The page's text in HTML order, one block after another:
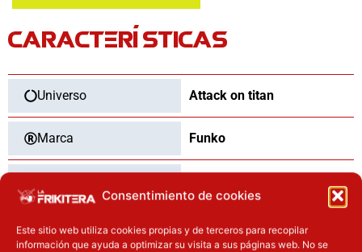
Consentimiento de cookies
Este sitio web utiliza cookies propias y de terceros para recopilar
información que ayuda a optimizar su visita a sus páginas web. No se
cantidad
CARACTERÍSTICAS
Universo Attack on titan
Marca Funko
Tipo Nuevo